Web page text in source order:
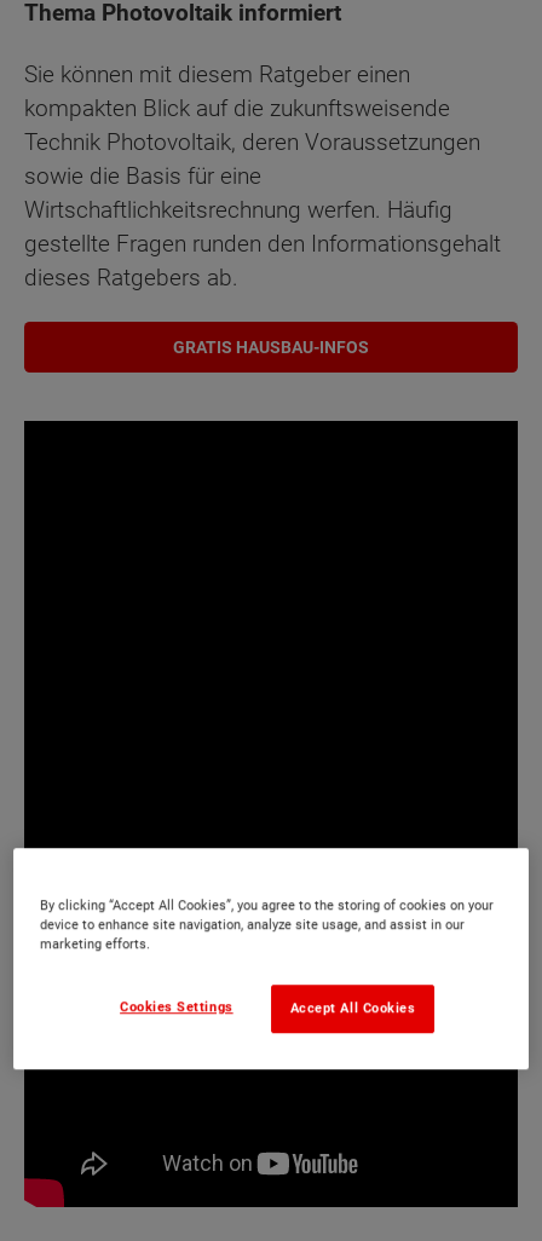
Thema Photovoltaik informiert
Sie können mit diesem Ratgeber einen
kompakten Blick auf die zukunftsweisende
Technik Photovoltaik, deren Voraussetzungen
sowie die Basis für eine
Wirtschaftlichkeitsrechnung werfen. Häufig
gestellte Fragen runden den Informationsgehalt
dieses Ratgebers ab.
GRATIS HAUSBAU-INFOS
By clicking “Accept All Cookies”, you agree to the storing of cookies on your
device to enhance site navigation, analyze site usage, and assist in our
marketing efforts.
Accept All Cookies
Cookies Settings